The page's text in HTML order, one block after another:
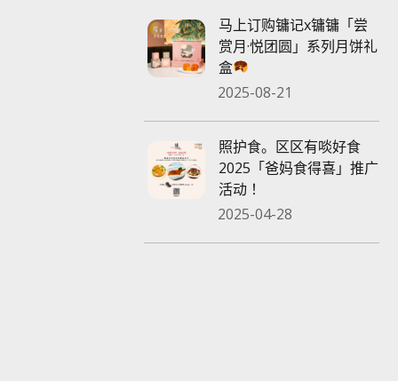
马上订购镛记x镛镛「尝
赏月·悦团圆」系列月饼礼
盒
2025-08-21
照护食。区区有啖好食
2025「爸妈食得喜」推广
活动 ！
2025-04-28